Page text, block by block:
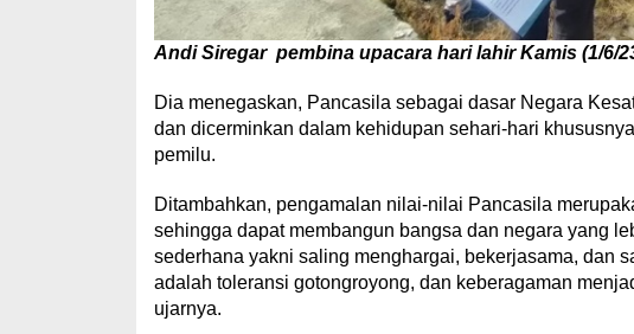
Andi Siregar pembina upacara hari lahir Kamis (1/6/
Dia menegaskan, Pancasila sebagai dasar Negara
dan dicerminkan dalam kehidupan sehari-hari
pemilu.
Ditambahkan, pengamalan nilai-nilai Pancasila
sehingga dapat membangun bangsa dan negara yang
sederhana yakni saling menghargai, bekerjasama, dan
adalah toleransi gotongroyong, dan keberagaman
ujarnya.